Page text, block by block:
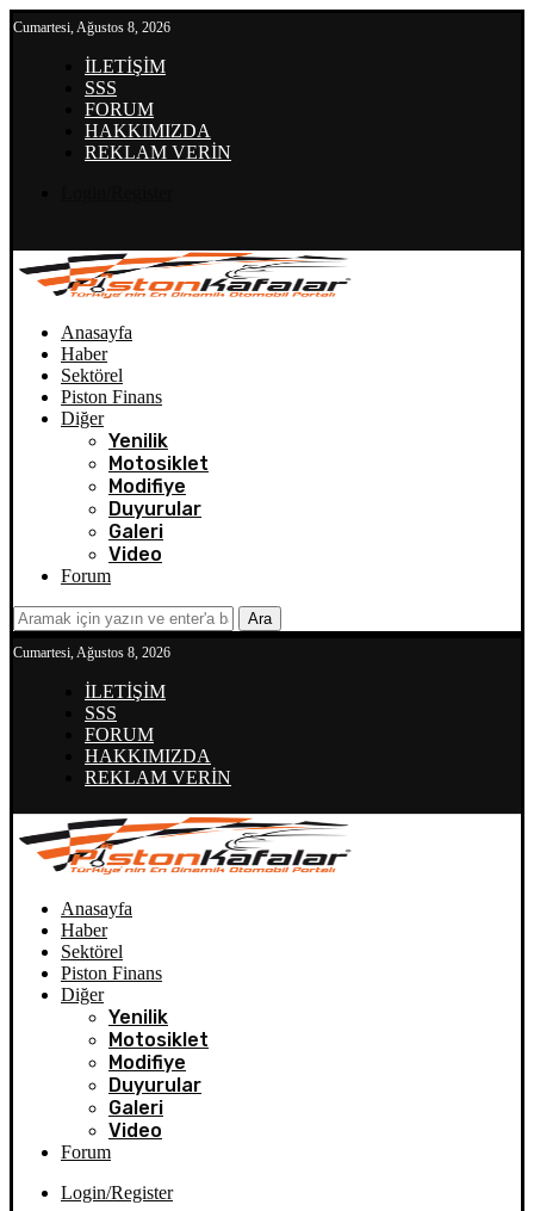
Cumartesi, Ağustos 8, 2026
İLETİŞİM
SSS
FORUM
HAKKIMIZDA
REKLAM VERİN
Anasayfa
Haber
Sektörel
Piston Finans
Diğer
Yenilik
Motosiklet
Modifiye
Duyurular
Galeri
Video
Forum
Ara
Cumartesi, Ağustos 8, 2026
İLETİŞİM
SSS
FORUM
HAKKIMIZDA
REKLAM VERİN
Anasayfa
Haber
Sektörel
Piston Finans
Diğer
Yenilik
Motosiklet
Modifiye
Duyurular
Galeri
Video
Forum
Login/Register